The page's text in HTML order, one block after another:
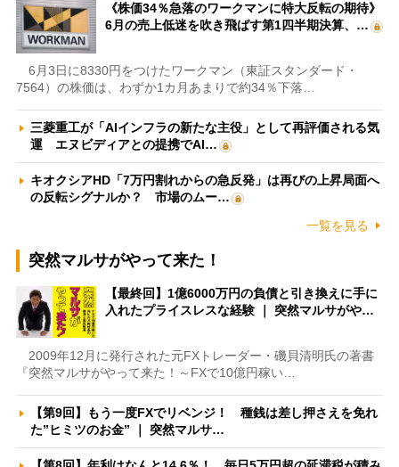
《株価34％急落のワークマンに特大反転の期待》
6月の売上低迷を吹き飛ばす第1四半期決算、…
6月3日に8330円をつけたワークマン（東証スタンダード・
7564）の株価は、わずか1カ月あまりで約34％下落…
三菱重工が「AIインフラの新たな主役」として再評価される気
運 エヌビディアとの提携でAI…
キオクシアHD「7万円割れからの急反発」は再びの上昇局面へ
の反転シグナルか？ 市場のムー…
一覧を見る
突然マルサがやって来た！
【最終回】1億6000万円の負債と引き換えに手に
入れたプライスレスな経験 ｜ 突然マルサがや…
2009年12月に発行された元FXトレーダー・磯貝清明氏の著書
『突然マルサがやって来た！～FXで10億円稼い…
【第9回】もう一度FXでリベンジ！ 種銭は差し押さえを免れ
た”ヒミツのお金” ｜ 突然マルサ…